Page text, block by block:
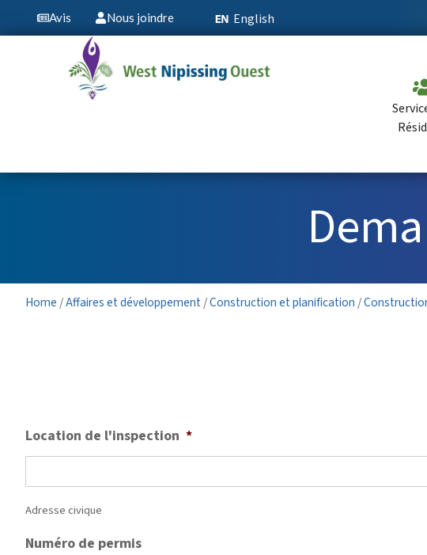
Avis Nous joindre English
Home /Affaires et développement/Construction et planification /
Location de l'inspection *
Adresse civique
Numéro de permis